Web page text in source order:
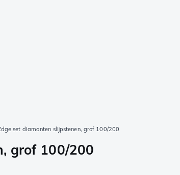
set diamanten slijpstenen, grof 100/200
grof 100/200